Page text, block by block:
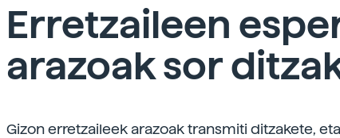
Erretzaileen
arazoak sor
Gizon erretzaileek arazoak transmiti ditzakete,